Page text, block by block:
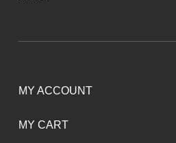
MY ACCOUNT
MY CART